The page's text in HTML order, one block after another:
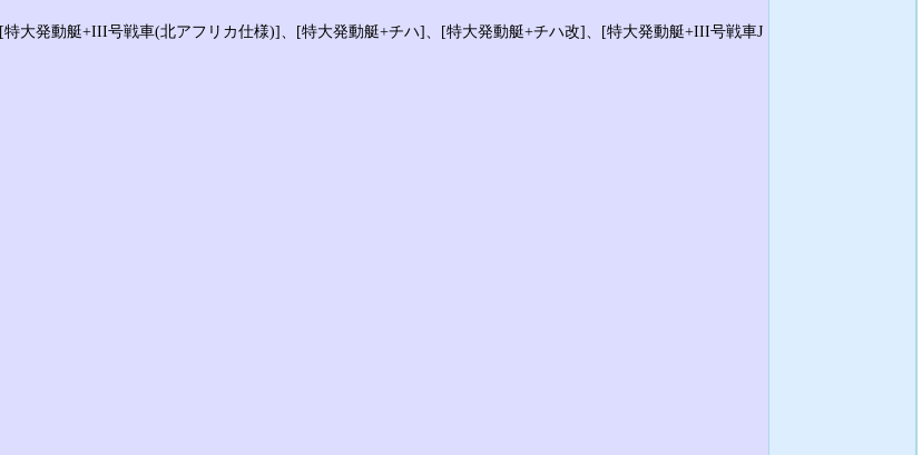
大発動艇+III号戦車(北アフリカ仕様)]、[特大発動艇+チハ]、[特大発動艇+チハ改]、[特大発動艇+III号戦車J